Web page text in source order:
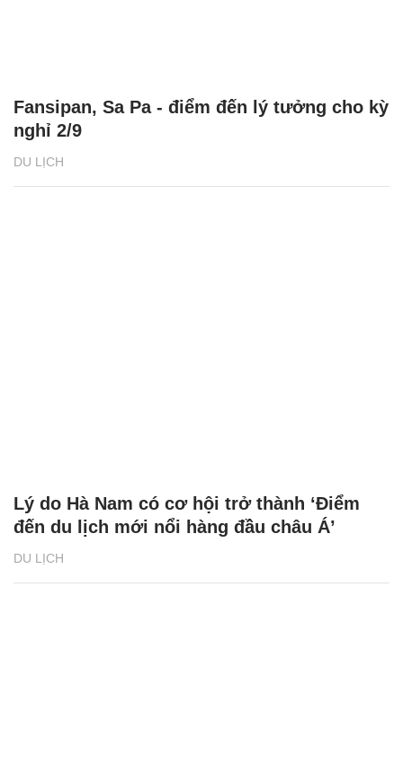
DU LỊCH
Fansipan, Sa Pa - điểm đến lý tưởng cho kỳ
nghỉ 2/9
DU LỊCH
Lý do Hà Nam có cơ hội trở thành ‘Điểm
đến du lịch mới nổi hàng đầu châu Á’